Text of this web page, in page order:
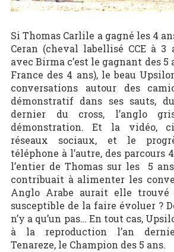
Si Thomas Carlile a gagné les 4
Ceran (cheval labellisé CCE à
avec Birma c’est le gagnant des 5
France des 4 ans), le beau
conversations autour des
démonstratif dans ses sauts,
dernier du cross, l’anglo
démonstration. Et la vidéo,
réseaux sociaux, et le
téléphone à l’autre, des parcours
l’entier de Thomas sur les 5
contribuait à alimenter les
Anglo Arabe aurait elle trouvé
susceptible de la faire évoluer ?
n’y a qu’un pas… En tout cas,
à la reproduction l’an
Tenareze, le Champion des 5 ans.